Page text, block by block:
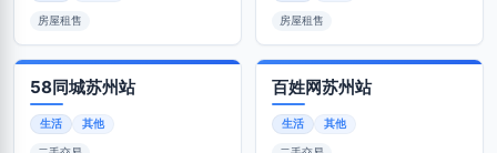
房屋租售 房屋租售
58同城苏州站
生活 其他
百姓网苏州站
生活 其他